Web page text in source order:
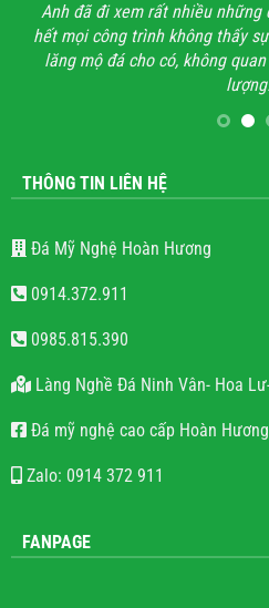
Anh đã đi xem rất nhiều những
hết mọi công trình không thấy
lăng mộ đá cho có, không
lượng.
THÔNG TIN LIÊN HỆ
Đá Mỹ Nghệ Hoàn Hương
0914.372.911
0985.815.390
Làng Nghề Đá Ninh Vân- Hoa
Đá mỹ nghệ cao cấp Hoàn Hương
Zalo: 0914 372 911
FANPAGE